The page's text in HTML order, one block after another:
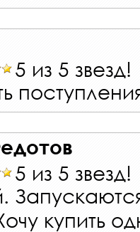
5 из 5 звезд!
5 из 5 звезд!
купить